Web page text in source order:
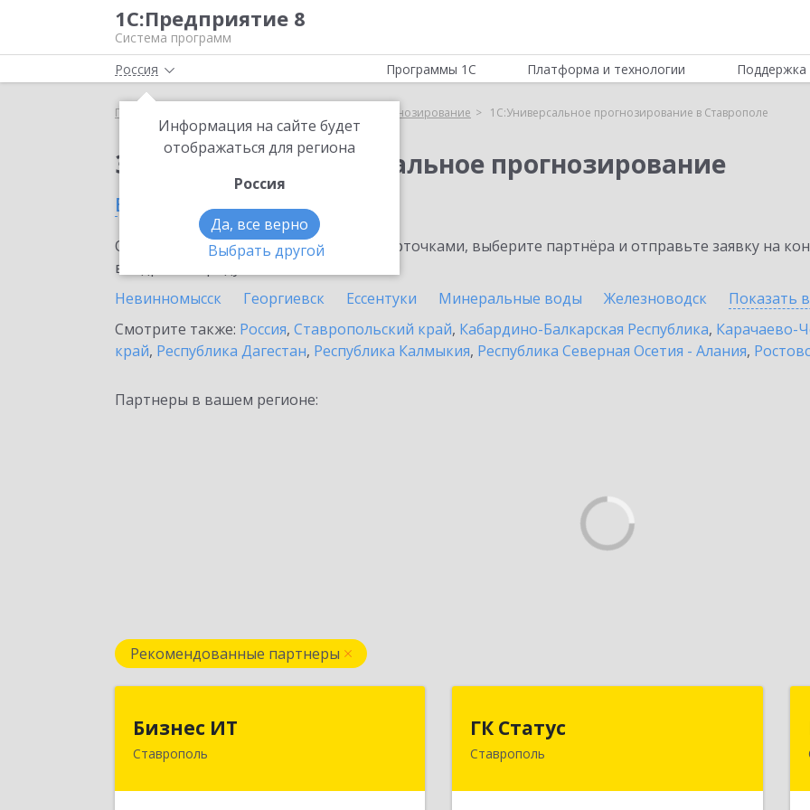
1С:Предприятие 8
Система программ
Россия
Информация на сайте будет
отображаться для региона
Россия
Да, все верно
Выбрать другой
Программы 1С Платформа и технологии Поддержка
Главная 1С:Универсальное прогнозирование 1С:Универсальное прогнозирование в Ставрополе
Заказать 1С:Универсальное прогнозирование
в Ставрополе
Ознакомьтесь с информационными карточками, выберите партнёра и отправьте заявку на
внедрение продукта.
Невинномысск
Георгиевск Ессентуки Минеральные воды Железноводск Показать
Смотрите также: Россия, Ставропольский край, Кабардино-Балкарская Республика, Карачаево-
край, Республика Дагестан, Республика Калмыкия, Республика Северная Осетия - Алания,
Партнеры в вашем регионе:
Рекомендованные партнеры
Бизнес ИТ
Ставрополь355035, Ставропольский край,
ГК Статус
Ставрополь355002, Ставропольский край,